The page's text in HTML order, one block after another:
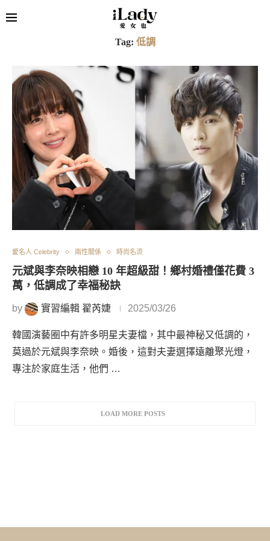
Tag: 低調
愛名人 Celebrity 兩性關係 時尚名流
元斌與李奈映相戀 10 年超級甜！鄉村婚禮僅花費 3
萬，低調成了幸福秘訣
by 實習編輯 翟芮婕 2025/03/26
韓國演藝圈中有許多明星夫妻檔，其中最神秘又低調的，
莫過於元斌與李奈映。婚後，這對夫妻選擇遠離聚光燈，
專注於家庭生活，他們 …
LOAD MORE POSTS